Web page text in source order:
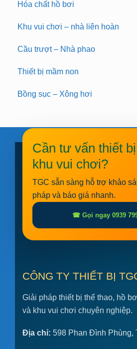
Hóa chất hồ bơi
Khu vui chơi – nhà liên hoàn
Cầu trượt – Nhà phao
Thiết bị mầm non
Bồng sục – Xông hơi
Cần tư vấn thiết
khu vui chơi?
TGC sẵn sàng hỗ trợ khảo
pháp và báo giá nhanh.
☎ Gọi ngay 0939
CÔNG TY THIẾT BỊ
Giải pháp thiết bị thể thao, hồ
và khu vui chơi chuyên nghiệp.
Địa chỉ: 598 Phan Đình Phùng,